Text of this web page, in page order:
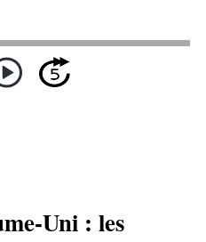
Uni : les